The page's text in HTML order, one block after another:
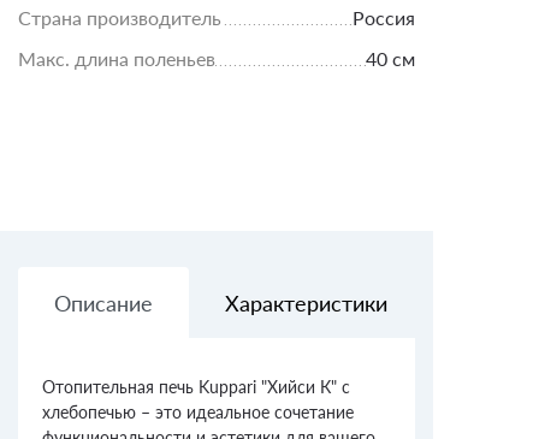
Страна производитель
Россия
Макс. длина поленьев
40 см
Описание Характеристики
Отопительная печь Kuppari "Хийси К" с
хлебопечью – это идеальное сочетание